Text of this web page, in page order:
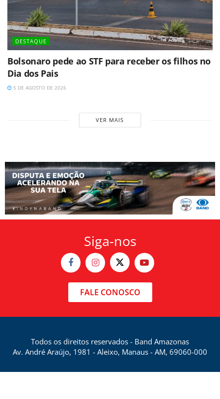
DESTAQUE
Bolsonaro pede ao STF para receber os filhos no
Dia dos Pais
5 DE AGOSTO DE 2026
VER MAIS
Siga-nos
FALE CONOSCO
Todos os direitos reservados - Band Amazonas
Av. André Araújo, 1981 - Aleixo, Manaus - AM, 69060-000